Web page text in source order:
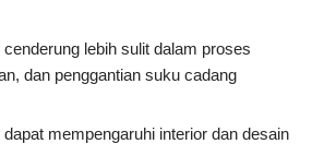
lebih sulit dalam proses
dan penggantian suku cadang
mempengaruhi interior dan desain